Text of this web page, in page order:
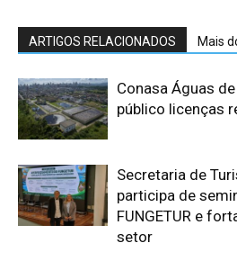
ARTIGOS RELACIONADOS Mais
Conasa Águas
público licenças
Secretaria de
participa de
FUNGETUR e
setor